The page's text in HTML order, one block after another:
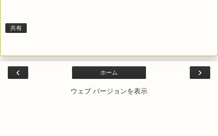
共有
‹ ›
ホーム
ウェブ バージョンを表示